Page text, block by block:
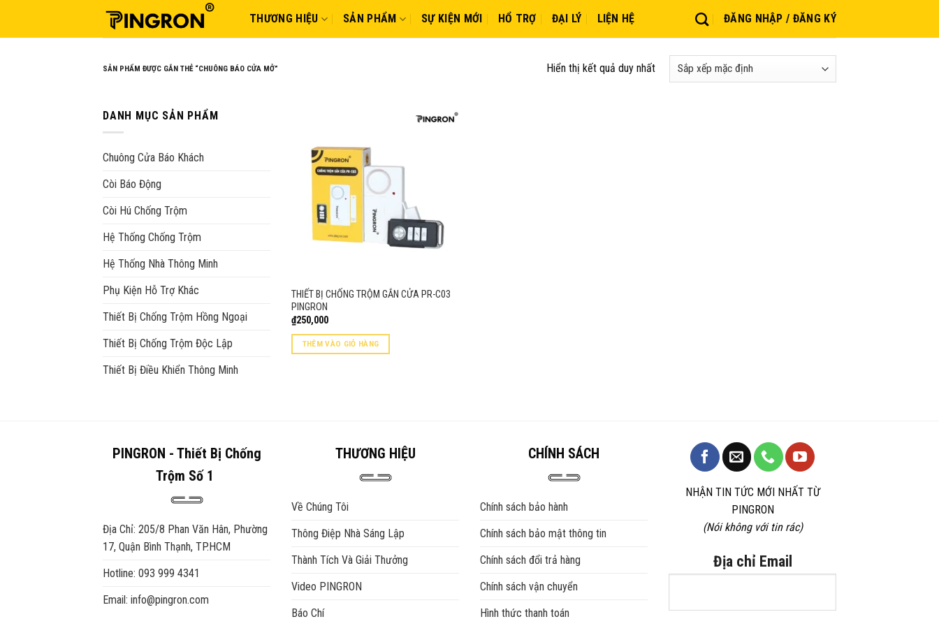
THƯƠNG HIỆU SẢN PHẨM SỰ KIỆN MỚI HỔ TRỢ ĐẠI LÝ LIỆN HỆ ĐĂNG NHẬP / ĐĂNG KÝ
SẢN PHẨM ĐƯỢC GẮN THẺ “CHUÔNG BÁO CỬA MỞ” Hiển thị kết quả duy nhất
DANH MỤC SẢN PHẨM
Chuông Cửa Báo Khách
Còi Báo Động
Còi Hú Chống Trộm
Hệ Thống Chống Trộm
Hệ Thống Nhà Thông Minh
Phụ Kiện Hỗ Trợ Khác
Thiết Bị Chống Trộm Hồng Ngoại
Thiết Bị Chống Trộm Độc Lập
Thiết Bị Điều Khiển Thông Minh
THIẾT BỊ CHỐNG TRỘM GẮN CỬA PR-C03
PINGRON
₫250,000
THÊM VÀO GIỎ HÀNG
PINGRON - Thiết Bị Chống
Trộm Số 1
Địa Chỉ: 205/8 Phan Văn Hân, Phường
17, Quận Bình Thạnh, TP.HCM
Hotline: 093 999 4341
Email: info@pingron.com
THƯƠNG HIỆU
Về Chúng Tôi
Thông Điệp Nhà Sáng Lập
Thành Tích Và Giải Thưởng
Video PINGRON
Báo Chí
CHÍNH SÁCH
Chính sách bảo hành
Chính sách bảo mật thông tin
Chính sách đổi trả hàng
Chính sách vận chuyển
Hình thức thanh toán
NHẬN TIN TỨC MỚI NHẤT TỪ
PINGRON
(Nói không với tin rác)
Địa chỉ Email